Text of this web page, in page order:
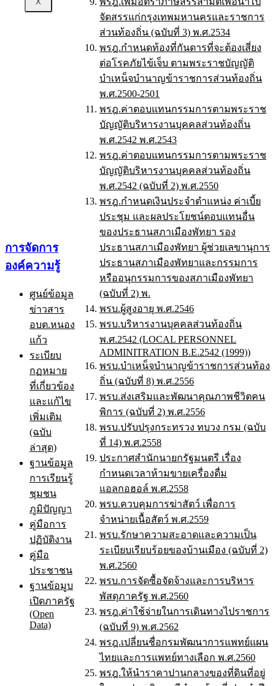
การจัดการ
องค์ความรู้
ศูนย์ข้อมูล
ข่าวสาร
อบต.หนอง
แก้ว
ระเบียบ
กฏหมาย
ที่เกี่ยวข้อง
และแก้ไข
เพิ่มเติม
(ฉบับ
ล่าสุด)
ฐานข้อมูล
การเรียนรู้
ชุมชน
ภูมิปัญญา
คู่มือการ
ปฏิบัติงาน
คู่มือ
ประชาชน
ฐานข้อมูบ
เปิดภาครัฐ
(Open
Data)
จัดสรรแก่กรุงเทพมหานครและราชการ
ส่วนท้องถิ่น (ฉบับที่ 3) พ.ศ.2534
พรฎ.กำหนดท้องที่กันดารที่จะต้องเสี่ยง
ต่อโรคภัยไข้เจ็บ ตามพระราชบัญญัติ
บำเหน็จบำนาญข้าราชการส่วนท้องถิ่น
พ.ศ.2500-2501
พรฎ.ค่าตอบแทนกรรมการตามพระราช
บัญญัติบริหารงานบุคคลส่วนท้องถิ่น
พ.ศ.2542 พ.ศ.2543
พรฎ.ค่าตอบแทนกรรมการตามพระราช
บัญญัติบริหารงานบุคคลส่วนท้องถิ่น
พ.ศ.2542 (ฉบับที่ 2) พ.ศ.2550
พรฎ.กำหนดเงินประจำตำแหน่ง ค่าเบี้ย
ประชุม และผลประโยชน์ตอบแทนอื่น
ของประธานสภาเมืองพัทยา รอง
ประธานสภาเมืองพัทยา ผู้ช่วยเลขานุการ
ประธานสภาเมืองพัทยาและกรรมการ
หรืออนุกรรมการของสภาเมืองพัทยา
(ฉบับที่ 2) พ.
พรบ.ผู้สูงอายุ พ.ศ.2546
พรบ.บริหารงานบุคคลส่วนท้องถิ่น
พ.ศ.2542 (LOCAL PERSONNEL
ADMINITRATION B.E.2542 (1999))
พรบ.บำเหน็จบำนาญข้าราชการส่วนท้อง
ถิ่น (ฉบับที่ 8) พ.ศ.2556
พรบ.ส่งเสริมและพัฒนาคุณภาพชีวิตคน
พิการ (ฉบับที่ 2) พ.ศ.2556
พรบ.ปรับปรุงกระทรวง ทบวง กรม (ฉบับ
ที่ 14) พ.ศ.2558
ประกาศสำนักนายกรัฐมนตรี เรื่อง
กำหนดเวลาห้ามขายเครื่องดื่ม
แอลกอฮอล์ พ.ศ.2558
พรบ.ควบคุมการฆ่าสัตว์ เพื่อการ
จำหน่ายเนื้อสัตว์ พ.ศ.2559
พรบ.รักษาความสะอาดและความเป็น
ระเบียบเรียบร้อยของบ้านเมือง (ฉบับที่ 2)
พ.ศ.2560
พรบ.การจัดซื้อจัดจ้างและการบริหาร
พัสดุภาครัฐ พ.ศ.2560
พรฎ.ค่าใช้จ่ายในการเดินทางไปราชการ
(ฉบับที่ 9) พ.ศ.2562
พรฎ.เปลี่ยนชื่อกรมพัฒนาการแพทย์แผน
ไทยและการแพทย์ทางเลือก พ.ศ.2560
พรฎ.ให้นำราคาปานกลางของที่ดินที่อยู่